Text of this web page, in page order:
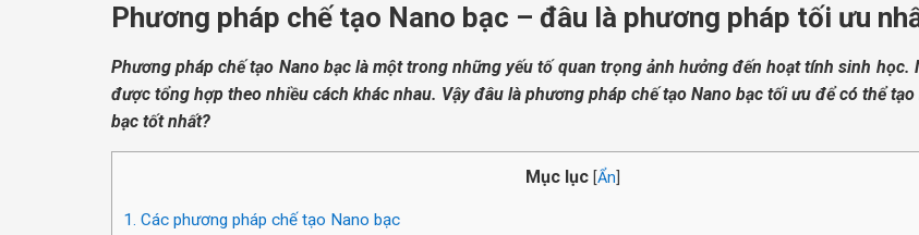
Phương pháp chế tạo Nano bạc – đâu là phương pháp tối ưu
Phương pháp chế tạo Nano bạc là một trong những yếu tố quan trọng ảnh hưởng đến hoạt tính sinh học.
được tổng hợp theo nhiều cách khác nhau. Vậy đâu là phương pháp chế tạo Nano bạc tối ưu để có thể tạo
bạc tốt nhất?
Mục lục [Ẩn
1. Các phương pháp chế tạo Nano bạc